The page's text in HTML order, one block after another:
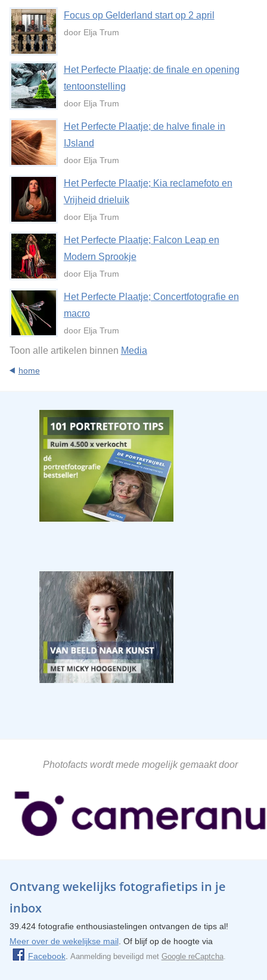
Focus op Gelderland start op 2 april
door Elja Trum
Het Perfecte Plaatje; de finale en opening
tentoonstelling
door Elja Trum
Het Perfecte Plaatje; de halve finale in
IJsland
door Elja Trum
Het Perfecte Plaatje; Kia reclamefoto en
Vrijheid drieluik
door Elja Trum
Het Perfecte Plaatje; Falcon Leap en
Modern Sprookje
door Elja Trum
Het Perfecte Plaatje; Concertfotografie en
macro
door Elja Trum
Toon alle artikelen binnen Media
home
Photofacts wordt mede mogelijk gemaakt door
Ontvang wekelijks fotografietips in je
inbox
39.424 fotografie enthousiastelingen ontvangen de tips al!
Meer over de wekelijkse mail. Of blijf op de hoogte via
Facebook. Aanmelding beveiligd met Google reCaptcha.